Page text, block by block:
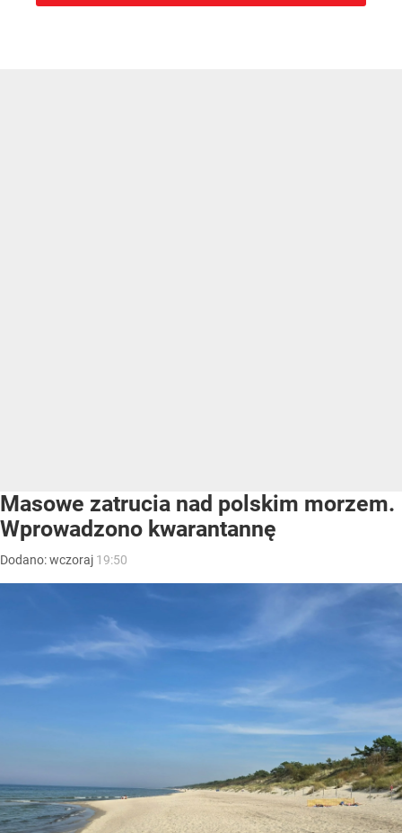
Masowe zatrucia nad polskim morzem.
Wprowadzono kwarantannę
Dodano:wczoraj 19:50